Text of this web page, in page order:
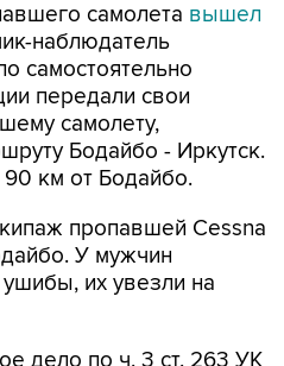
самолета вышел
наблюдатель
самостоятельно
передали свои
самолету,
Бодайбо - Иркутск.
км от Бодайбо.
пропавшей Cessna
У мужчин
их увезли на